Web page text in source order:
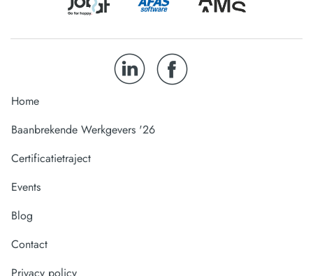
Home
Baanbrekende Werkgevers '26
Certificatietraject
Events
Blog
Contact